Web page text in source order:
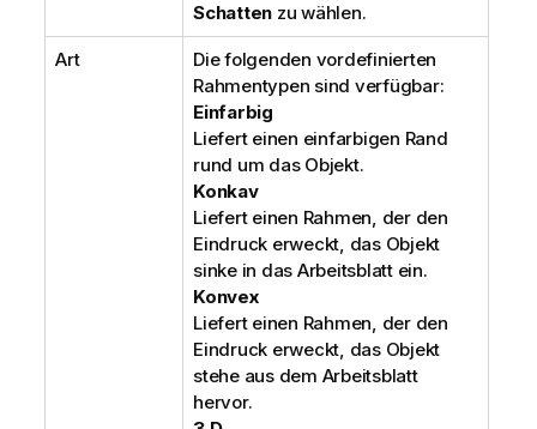
Schatten zu wählen.
Art
Die folgenden vordefinierten
Rahmentypen sind verfügbar:
Einfarbig
Liefert einen einfarbigen Rand
rund um das Objekt.
Konkav
Liefert einen Rahmen, der den
Eindruck erweckt, das Objekt
sinke in das Arbeitsblatt ein.
Konvex
Liefert einen Rahmen, der den
Eindruck erweckt, das Objekt
stehe aus dem Arbeitsblatt
hervor.